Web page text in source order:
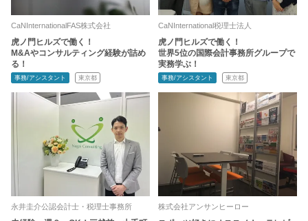
CaNInternationalFAS株式会社
虎ノ門ヒルズで働く！
M&Aやコンサルティング経験が詰め
る！
事務/アシスタント 東京都
CaNInternational税理士法人
虎ノ門ヒルズで働く！
世界5位の国際会計事務所グループで
実務学ぶ！
事務/アシスタント 東京都
永井圭介公認会計士・税理士事務所 株式会社アンサンヒーロー